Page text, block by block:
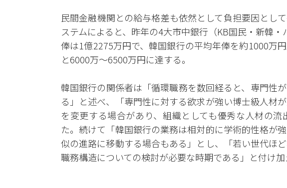
民間金融機関との給与格差も依然として負担要因とし
ステムによると、昨年の4大市中銀行（KB国民・新韓
俸は1億2275万円で、韓国銀行の平均年俸を約1000万
と6000万～6500万円に達する。
韓国銀行の関係者は「循環職務を数回経ると、専門性
る」と述べ、「専門性に対する欲求が強い博士級人材
を変更する場合があり、組織としても優秀な人材の
た。続けて「韓国銀行の業務は相対的に学術的性格が
似の進路に移動する場合もある」とし、「若い世代ほ
職務構造についての検討が必要な時期である」と付け加